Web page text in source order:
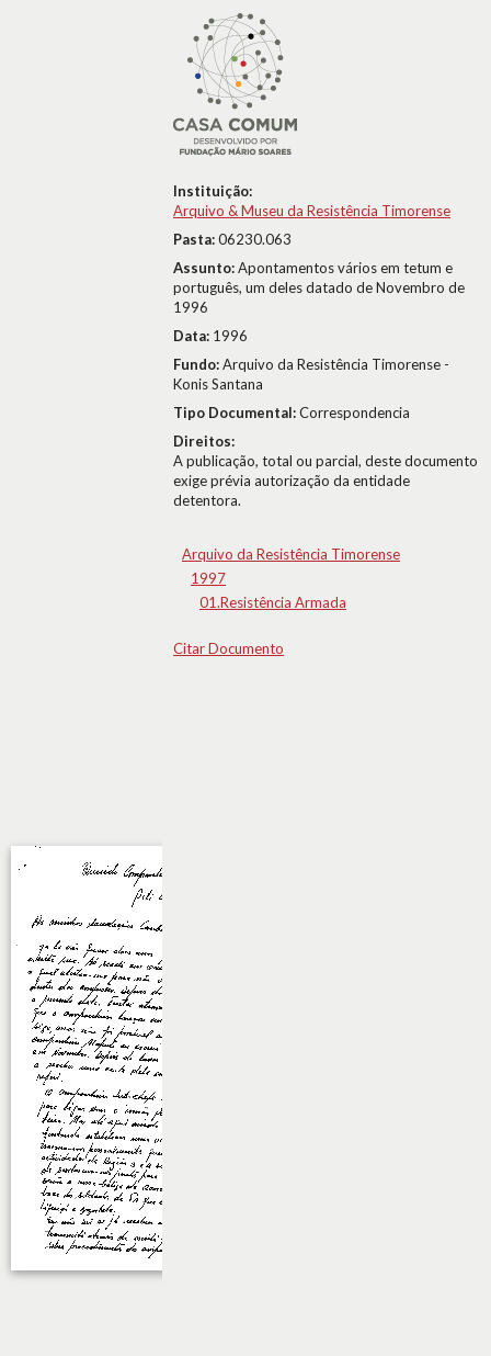
Instituição:
Arquivo & Museu da Resistência Timorense
Pasta:06230.063
Assunto:Apontamentos vários em tetum e
português, um deles datado de Novembro de
1996
Data: 1996
Fundo:Arquivo da Resistência Timorense -
Konis Santana
Tipo Documental:Correspondencia
Direitos:
A publicação, total ou parcial, deste documento
exige prévia autorização da entidade
detentora.
Arquivo da Resistência Timorense
1997
01.Resistência Armada
Citar Documento